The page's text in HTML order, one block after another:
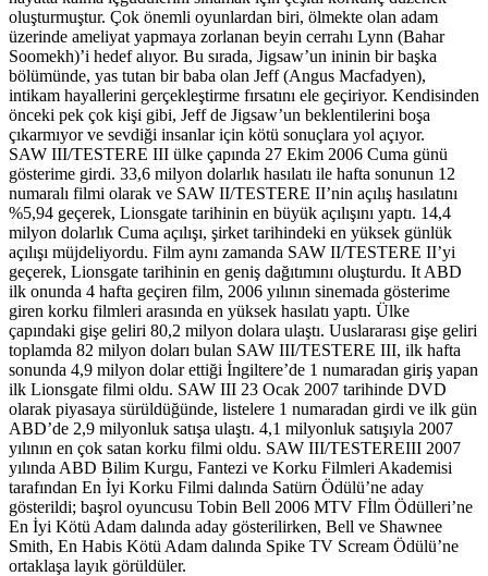
oluşturmuştur. Çok önemli oyunlardan biri, ölmekte olan adam
üzerinde ameliyat yapmaya zorlanan beyin cerrahı Lynn (Bahar
Soomekh)’i hedef alıyor. Bu sırada, Jigsaw’un ininin bir başka
bölümünde, yas tutan bir baba olan Jeff (Angus Macfadyen),
intikam hayallerini gerçekleştirme fırsatını ele geçiriyor. Kendisinden
önceki pek çok kişi gibi, Jeff de Jigsaw’un beklentilerini boşa
çıkarmıyor ve sevdiği insanlar için kötü sonuçlara yol açıyor.
SAW III/TESTERE III ülke çapında 27 Ekim 2006 Cuma günü
gösterime girdi. 33,6 milyon dolarlık hasılatı ile hafta sonunun 12
numaralı filmi olarak ve SAW II/TESTERE II’nin açılış hasılatını
%5,94 geçerek, Lionsgate tarihinin en büyük açılışını yaptı. 14,4
milyon dolarlık Cuma açılışı, şirket tarihindeki en yüksek günlük
açılışı müjdeliyordu. Film aynı zamanda SAW II/TESTERE II’yi
geçerek, Lionsgate tarihinin en geniş dağıtımını oluşturdu. It ABD
ilk onunda 4 hafta geçiren film, 2006 yılının sinemada gösterime
giren korku filmleri arasında en yüksek hasılatı yaptı. Ülke
çapındaki gişe geliri 80,2 milyon dolara ulaştı. Uuslararası gişe geliri
toplamda 82 milyon doları bulan SAW III/TESTERE III, ilk hafta
sonunda 4,9 milyon dolar ettiği İngiltere’de 1 numaradan giriş yapan
ilk Lionsgate filmi oldu. SAW III 23 Ocak 2007 tarihinde DVD
olarak piyasaya sürüldüğünde, listelere 1 numaradan girdi ve ilk gün
ABD’de 2,9 milyonluk satışa ulaştı. 4,1 milyonluk satışıyla 2007
yılının en çok satan korku filmi oldu. SAW III/TESTEREIII 2007
yılında ABD Bilim Kurgu, Fantezi ve Korku Filmleri Akademisi
tarafından En İyi Korku Filmi dalında Satürn Ödülü’ne aday
gösterildi; başrol oyuncusu Tobin Bell 2006 MTV Fİlm Ödülleri’ne
En İyi Kötü Adam dalında aday gösterilirken, Bell ve Shawnee
Smith, En Habis Kötü Adam dalında Spike TV Scream Ödülü’ne
ortaklaşa layık görüldüler.